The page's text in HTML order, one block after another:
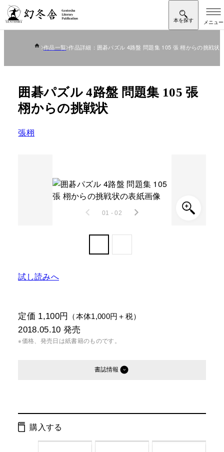
作品一覧 作品詳細：囲碁パズル 4路盤 問題集 105 張 栩からの挑戦状
囲碁パズル 4路盤 問題集 105 張
栩からの挑戦状
張栩
01 - 02
試し読みへ
定価 1,100円 （本体1,000円＋税）
2018.05.10 発売
※価格、発売日は紙書籍のものです。
書誌情報
ISBN：
購入する